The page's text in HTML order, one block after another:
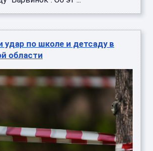
удар по школе и детсаду в
области